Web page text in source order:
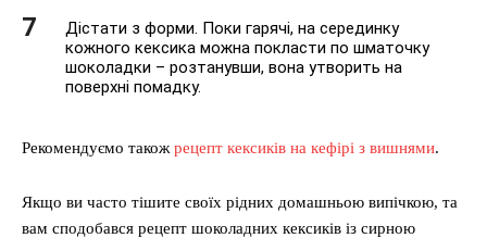
Дістати з форми. Поки гарячі, на серединку
кожного кексика можна покласти по шматочку
шоколадки – розтанувши, вона утворить на
поверхні помадку.
Рекомендуємо також рецепт кексиків на кефірі з вишнями.
Якщо ви часто тішите своїх рідних домашньою випічкою, та
вам сподобався рецепт шоколадних кексиків із сирною